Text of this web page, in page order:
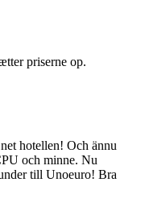
priserne op.
hotellen! Och ännu
och minne. Nu
till Unoeuro! Bra